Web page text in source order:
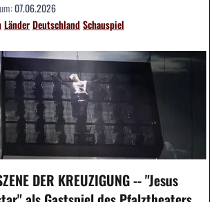
07.06.2026
LänderDeutschlandSchauspiel
DER KREUZIGUNG -- "Jesus